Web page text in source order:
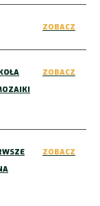
ZOBACZ
ZOBACZ
ZOBACZ